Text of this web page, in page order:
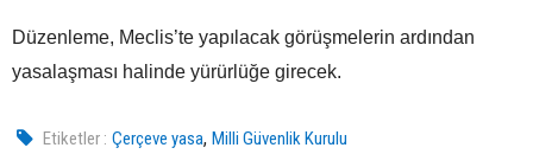
Düzenleme, Meclis’te yapılacak görüşmelerin ardından
yasalaşması halinde yürürlüğe girecek.
Etiketler : Çerçeve yasa,Milli Güvenlik Kurulu